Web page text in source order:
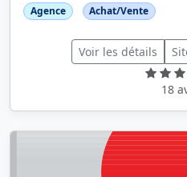
Agence Achat/Vente
Voir les détails
18